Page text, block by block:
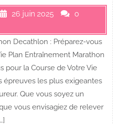
26 juin 2025
0
Decathlon : Préparez-vous
Plan Entraînement Marathon
pour la Course de Votre Vie
épreuves les plus exigeantes
Que vous soyez un
vous envisagiez de relever